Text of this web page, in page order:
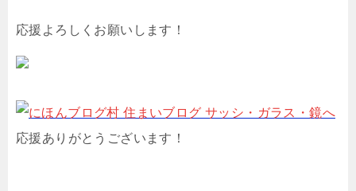
応援よろしくお願いします！
応援ありがとうございます！